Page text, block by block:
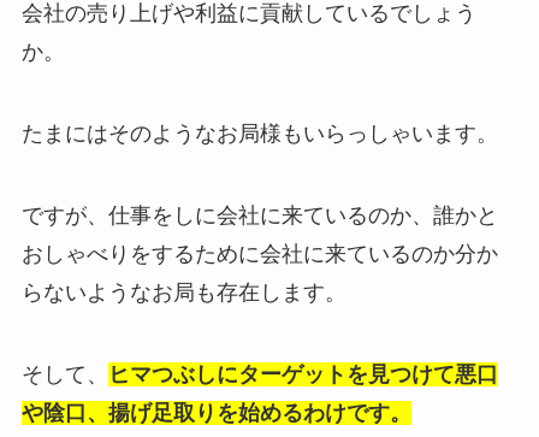
会社の売り上げや利益に貢献しているでしょう
か。
たまにはそのようなお局様もいらっしゃいます。
ですが、仕事をしに会社に来ているのか、誰かと
おしゃべりをするために会社に来ているのか分か
らないようなお局も存在します。
そして、
ヒマつぶしにターゲットを見つけて悪口
や陰口、揚げ足取りを始めるわけです。